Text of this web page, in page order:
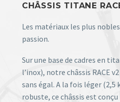
CHÂSSIS TITANE
Les matériaux les plus
passion.
Sur une base de cadres en
l’inox), notre châssis RACE
sans égal. A la fois léger
robuste, ce châssis est